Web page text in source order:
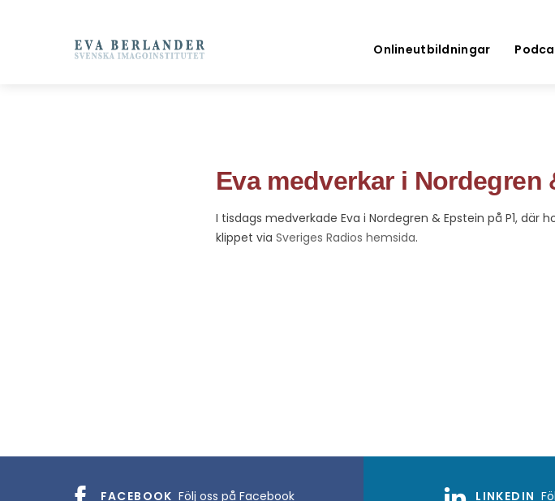
Onlineutbildningar
Eva medverkar i Nordegren
I tisdags medverkade Eva i Nordegren & Epstein på P1,
klippet via Sveriges Radios hemsida.
FACEBOOK Följ oss på Facebook LINKEDIN